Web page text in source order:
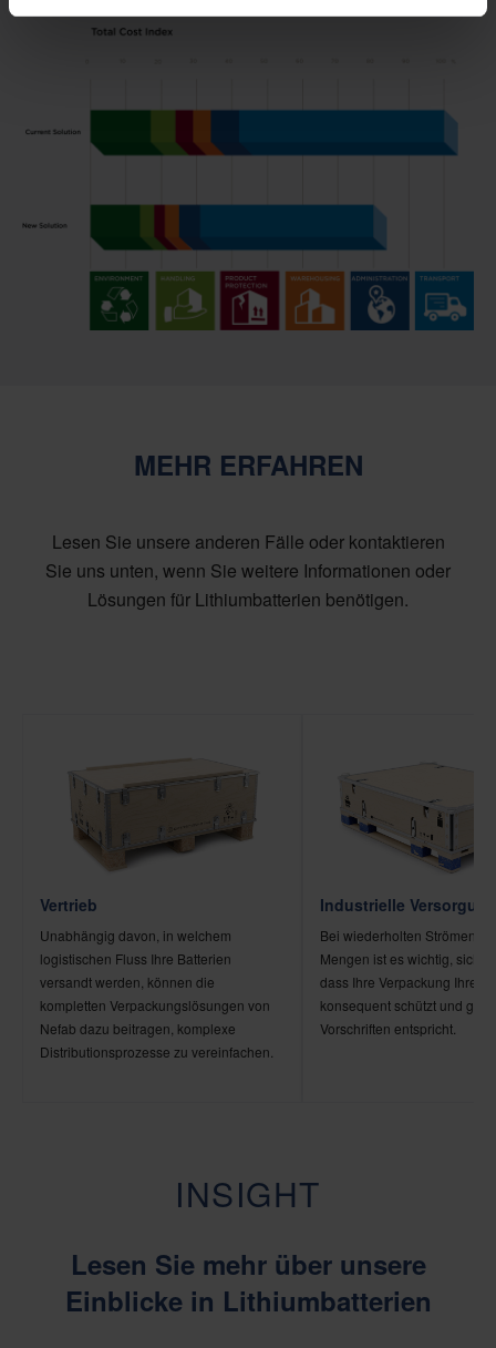
MEHR ERFAHREN
Lesen Sie unsere anderen Fälle oder kontaktieren
Sie uns unten, wenn Sie weitere Informationen oder
Lösungen für Lithiumbatterien benötigen.
Vertrieb
Unabhängig davon, in welchem
logistischen Fluss Ihre Batterien
versandt werden, können die
kompletten Verpackungslösungen von
Nefab dazu beitragen, komplexe
Distributionsprozesse zu vereinfachen.
Industrielle Versorgung
Bei wiederholten Strömen
Mengen ist es wichtig,
dass Ihre Verpackung Ihre
konsequent schützt und
Vorschriften entspricht.
INSIGHT
Lesen Sie mehr über unsere
Einblicke in Lithiumbatterien